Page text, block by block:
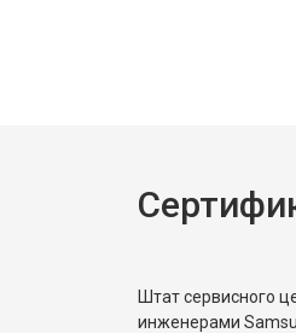
Замена
Штат сервисного
инженерами